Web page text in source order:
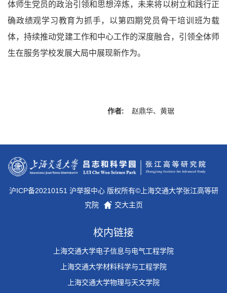
体师生党员的政治引领和思想淬炼，未来将以树立和践行正
确政绩观学习教育为抓手，以第四期党员骨干培训班为载
体，持续推动党建工作和中心工作的深度融合，引领全体师
生在服务学校发展大局中展现新作为。
作者: 赵鼎华、黄琚
沪ICP备20210151 沪举报中心 版权所有©上海交通大学张江高等研
究院
交大主页
校内链接
上海交通大学电子信息与电气工程学院
上海交通大学材料科学与工程学院
上海交通大学物理与天文学院